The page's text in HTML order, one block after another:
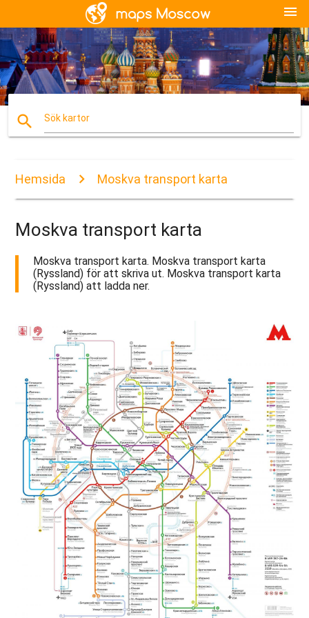
menu
search Sök kartor
Hemsida Moskva transport karta
Moskva transport karta
Moskva transport karta. Moskva transport karta
(Ryssland) för att skriva ut. Moskva transport karta
(Ryssland) att ladda ner.